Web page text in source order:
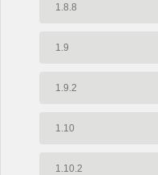
1.8.8
1.9
1.9.2
1.10
1.10.2